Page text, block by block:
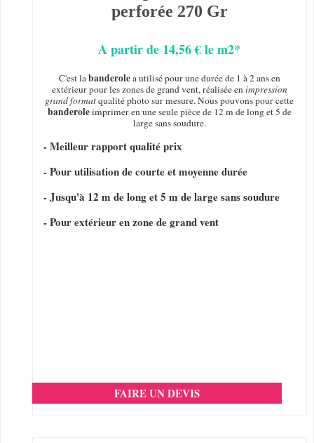
perforée 270 Gr
A partir de 14,56 € le m2*
C'est labanderolea utilisé pour une durée de 1 à 2 ans en
extérieur pour les zones de grand vent, réalisée enimpression
grand formatqualité photo sur mesure. Nous pouvons pour cette
banderoleimprimer en une seule pièce de 12 m de long et 5 de
large sans soudure.
- Meilleur rapport qualité prix
- Pour utilisation de courte et moyenne durée
- Jusqu'à 12 m de long et 5 m de large sans soudure
- Pour extérieur en zone de grand vent
FAIRE UN DEVIS